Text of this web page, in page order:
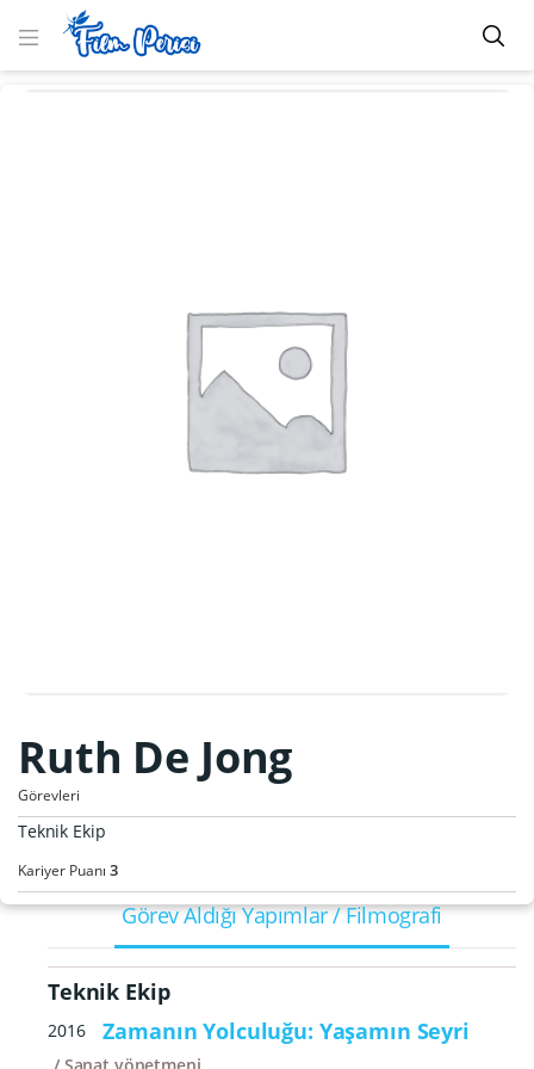
Ruth De Jong
Görevleri
Teknik Ekip
Kariyer Puanı 3
Görev Aldığı Yapımlar / Filmografi
Teknik Ekip
2016 Zamanın Yolculuğu: Yaşamın Seyri